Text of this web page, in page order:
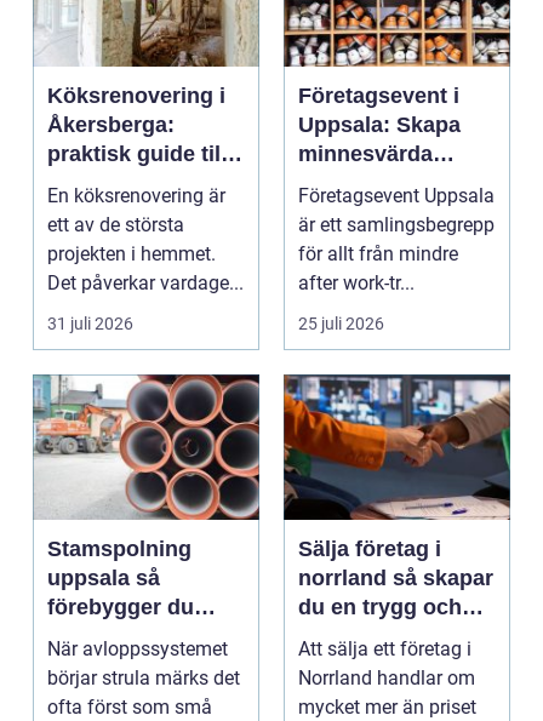
Köksrenovering i
Åkersberga:
praktisk guide till
ett smartare kök
En köksrenovering är
ett av de största
projekten i hemmet.
Det påverkar vardage...
31 juli 2026
Företagsevent i
Uppsala: Skapa
minnesvärda
möten som bygger
starkare team
Företagsevent Uppsala
är ett samlingsbegrepp
för allt från mindre
after work-tr...
25 juli 2026
Stamspolning
uppsala så
förebygger du
stopp och
vattenskador i
fastigheten
När avloppssystemet
börjar strula märks det
ofta först som små
Sälja företag i
norrland så skapar
du en trygg och
lönsam affär
Att sälja ett företag i
Norrland handlar om
mycket mer än priset